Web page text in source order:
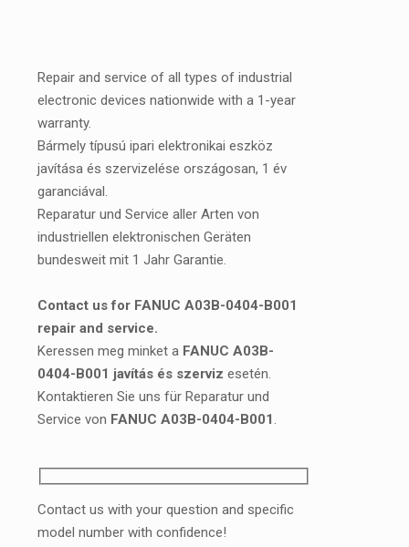
Repair and service of all types of industrial
electronic devices nationwide with a 1-year
warranty.
Bármely típusú ipari elektronikai eszköz
javítása és szervizelése országosan, 1 év
garanciával.
Reparatur und Service aller Arten von
industriellen elektronischen Geräten
bundesweit mit 1 Jahr Garantie.
Contact us for FANUC A03B-0404-B001
repair and service.
Keressen meg minket a FANUC A03B-
0404-B001 javítás és szerviz esetén.
Kontaktieren Sie uns für Reparatur und
Service von FANUC A03B-0404-B001 .
Contact us with your question and specific
model number with confidence!